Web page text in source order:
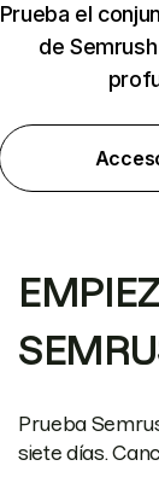
Prueba el
de
Prueba
siete días.